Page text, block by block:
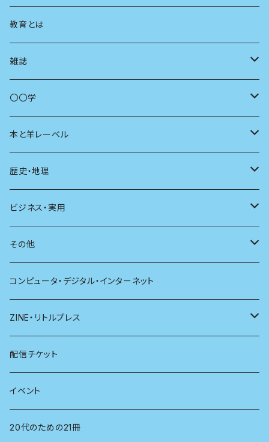
まちづくり
コミュニティ
商いとは
教育とは
雑誌
母の友
ユリイカ
現代思想
新潮
別冊太陽
〇〇学
動物
自然
科学
社会
哲学
医学
看護学
心理学
経営学
言語学
本と羊レーベル
電子版（EPub）
電子版（PDF）
歴史・地理
歴史
地理
ビジネス・実用
雷鳥社辞典シリーズ
その他
珈琲
雑貨
コンピュータ・デジタル・インターネット
ZINE・リトルプレス
電子版（EPub）
電子版（PDF）
配信チケット
イベント
20代のための21冊